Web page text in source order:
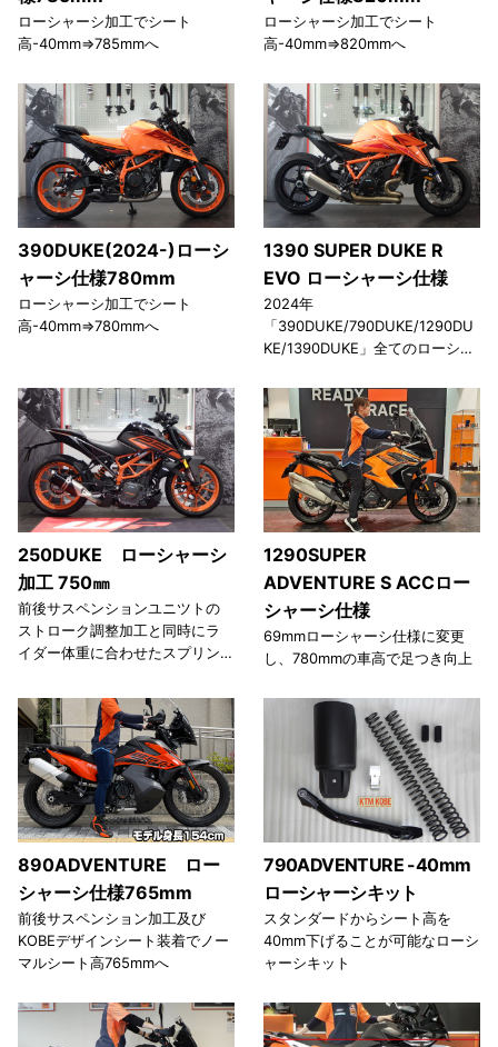
ローシャーシ加工でシート
高-40mm⇒785mmへ
ローシャーシ加工でシート
高-40mm⇒820mmへ
390DUKE(2024-)ローシ
ャーシ仕様780mm
ローシャーシ加工でシート
高-40mm⇒780mmへ
1390 SUPER DUKE R
EVO ローシャーシ仕様
2024年
「390DUKE/790DUKE/1290DU
KE/1390DUKE」全てのローシー
250DUKE ローシャーシ
加工 750㎜
前後サスペンションユニツトの
ストローク調整加工と同時にラ
イダー体重に合わせたスプリン
走行性能と快適な乗り心地で組
み上げます。
1290SUPER
ADVENTURE S ACCロー
シャーシ仕様
69mmローシャーシ仕様に変更
し、780mmの車高で足つき向上
890ADVENTURE ロー
シャーシ仕様765mm
前後サスペンション加工及び
KOBEデザインシート装着でノー
マルシート高765mmへ
790ADVENTURE -40mm
ローシャーシキット
スタンダードからシート高を
40mm下げることが可能なローシ
ャーシキット